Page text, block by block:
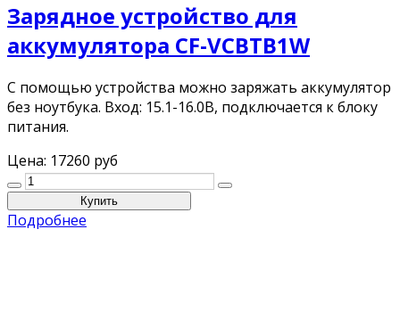
Зарядное устройство для
аккумулятора CF-VCBTB1W
С помощью устройства можно заряжать аккумулятор
без ноутбука. Вход: 15.1-16.0В, подключается к блоку
питания.
Цена: 17260 руб
Подробнее